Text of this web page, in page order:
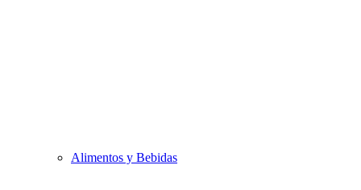
Alimentos y Bebidas